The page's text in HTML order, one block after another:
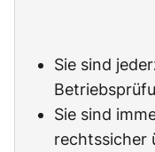
Sie sind
Sie sind
rechtssicher